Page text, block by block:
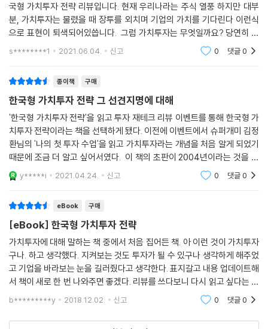
국형 가치투자 전략 리뷰입니다. 현재 우리나라는 주식 열풍 하지만 대부
분, 가치투자는 물렸을 때 장투를 외치며 기업의 가치를 기다린다 이런식
으로 표현이 퇴색되어있씁니다. 그럼 가치투자는 무엇일까요? 당연히 그
가치를 계산할 줄 알아야합니다. 우리는 인터넷의 발전으로 집에서도 그
s********1 2021.06.04. 신고 0 댓글0
종이책 구매
한국형 가치투자 전략 그 선견지명에 대해
'한국형 가치투자 전략'을 읽고 투자 재테크 리뷰 이벤트를 통해 한국형 가
치투자 전략이라는 책을 선택하게 됐다. 이전에 이벤트에서 슈퍼개미 김정
환님의 '나의 첫 투자 수업'을 읽고 가치투자라는 개념을 처음 알게 되었기
때문에 조금 더 알고 싶어서였다. 이 책의 초판이 2004년이라는 것을 알
고 선견지명 적으로 가치투자의 개념으로 책을 쓰셨다는 것에 대해 참 놀
랍다는 생각
y*****i 2021.04.24. 신고 0 댓글0
eBook 구매
[eBook] 한국형 가치투자 전략
가치투자에 대해 말하는 책 중에서 처음 집어든 책. 아 이런 것이 가치투자
구나. 하고 생각했다. 지켜보는 것도 투자가 될 수 있구나 생각하게 해주었
고 기업을 바라보는 눈을 길러줬다고 생각한다. 표지갈고 내용 업데이트해
서 책이 새로 한 번 나와주면 좋겠다. 리뷰를 쓰다보니 다시 읽고 싶다는 생
각이 든다. 친구말 듣고, 인터넷 뉴스 기사만 보고 투자처를 정하고 부화뇌
b*********y 2018.12.02. 신고 0 댓글0